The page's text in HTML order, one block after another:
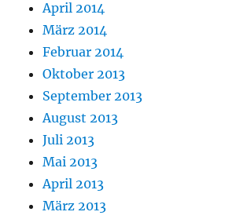
April 2014
März 2014
Februar 2014
Oktober 2013
September 2013
August 2013
Juli 2013
Mai 2013
April 2013
März 2013